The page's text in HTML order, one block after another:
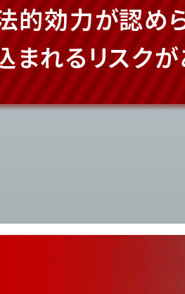
的効力が認め
まれるリスクが